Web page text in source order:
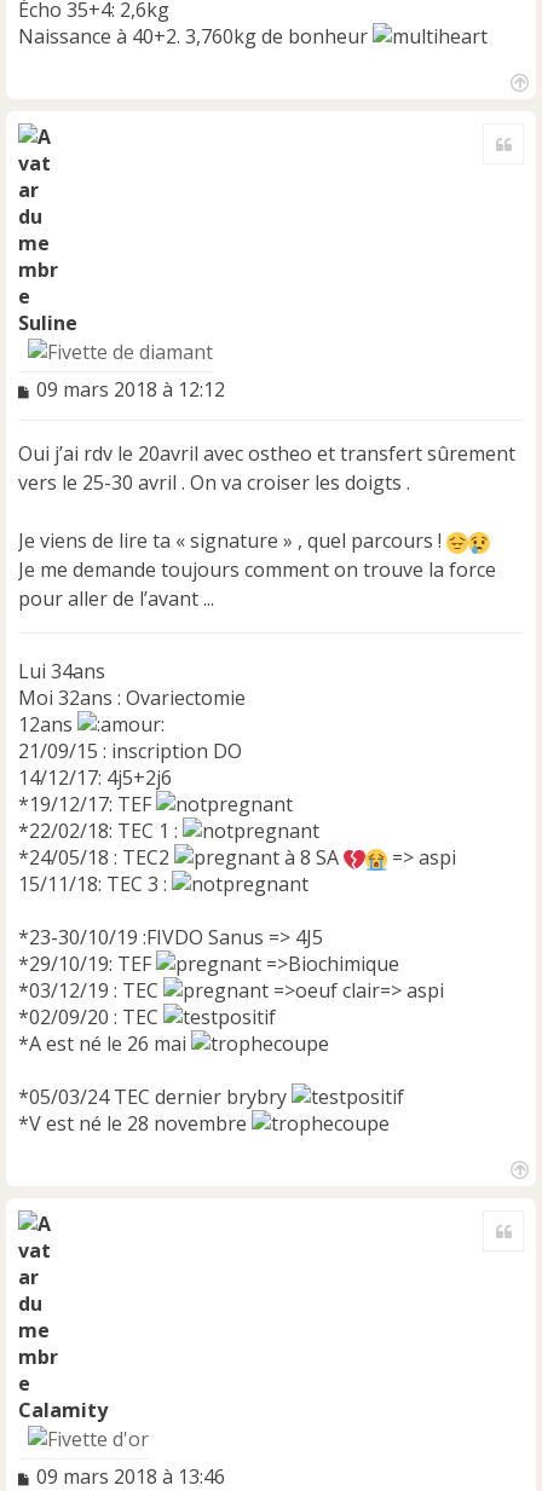
Écho 35+4: 2,6kg
Naissance à 40+2. 3,760kg de bonheur
Suline
M
s
a
n
o
n
09 mars 2018 à 12:12
Oui j’ai rdv le 20avril avec ostheo et transfert sûrement
vers le 25-30 avril . On va croiser les doigts .
Je viens de lire ta « signature » , quel parcours !
Je me demande toujours comment on trouve la force
pour aller de l’avant ...
Lui 34ans
Moi 32ans : Ovariectomie
12ans
21/09/15 : inscription DO
14/12/17: 4j5+2j6
*19/12/17: TEF
*22/02/18: TEC 1 :
*24/05/18 : TEC2
à 8 SA
=> aspi
15/11/18: TEC 3 :
*23-30/10/19 :FIVDO Sanus => 4J5
*29/10/19: TEF
=>Biochimique
*03/12/19 : TEC
=>oeuf clair=> aspi
*02/09/20 : TEC
*A est né le 26 mai
*05/03/24 TEC dernier brybry
*V est né le 28 novembre
Calamity
M
09 mars 2018 à 13:46